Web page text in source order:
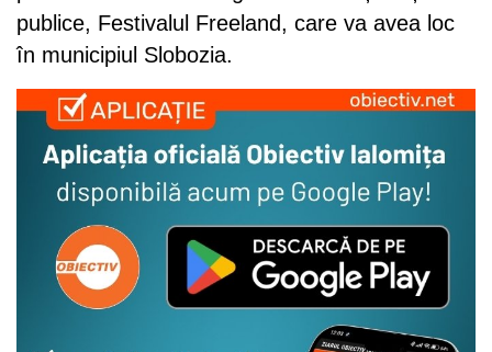
publice, Festivalul Freeland, care va avea loc
în municipiul Slobozia.